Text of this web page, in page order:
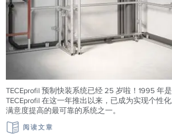
TECEprofil 预制快装系统已经 25 岁啦！1995 年
TECEprofil 在这一年推出以来，已成为实现个性
满意度提高的最可靠的系统之一。
阅读文章